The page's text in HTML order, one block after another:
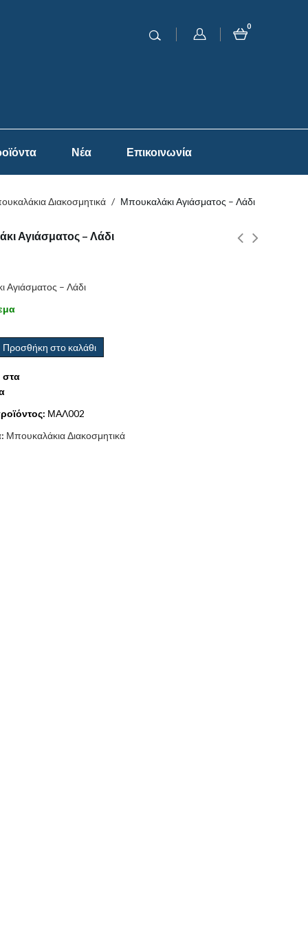
0
Νέα Επικοινωνία
Διακοσμητικά / Μπουκαλάκι Αγιάσματος – Λάδι
Αγιάσματος – Λάδι
Αγιάσματος – Λάδι
Προσθήκη στο καλάθι
ΜΑΛ002
Μπουκαλάκια Διακοσμητικά